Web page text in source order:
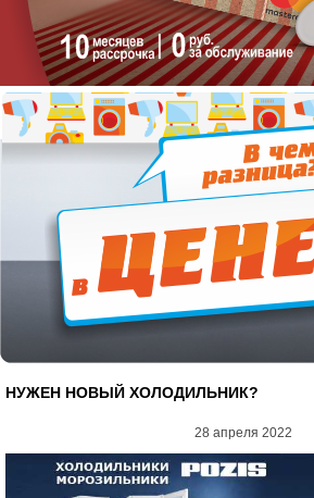
НУЖЕН НОВЫЙ ХОЛОДИЛЬНИК?
28 апреля 2022